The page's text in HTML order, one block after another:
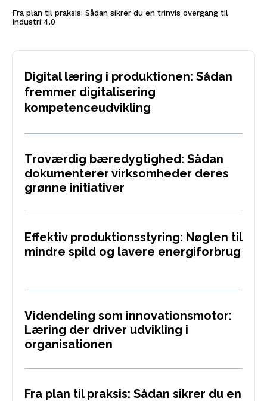
Fra plan til praksis: Sådan sikrer du en trinvis overgang til
Industri 4.0
Digital læring i produktionen: Sådan
fremmer digitalisering
kompetenceudvikling
Troværdig bæredygtighed: Sådan
dokumenterer virksomheder deres
grønne initiativer
Effektiv produktionsstyring: Nøglen til
mindre spild og lavere energiforbrug
Videndeling som innovationsmotor:
Læring der driver udvikling i
organisationen
Fra plan til praksis: Sådan sikrer du en